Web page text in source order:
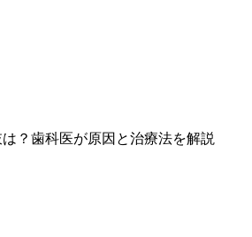
？歯科医が原因と治療法を解説